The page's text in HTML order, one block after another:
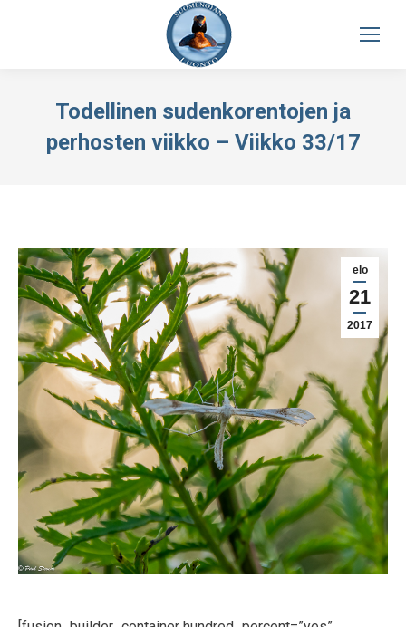
Todellinen sudenkorentojen ja
perhosten viikko – Viikko 33/17
elo
21
2017